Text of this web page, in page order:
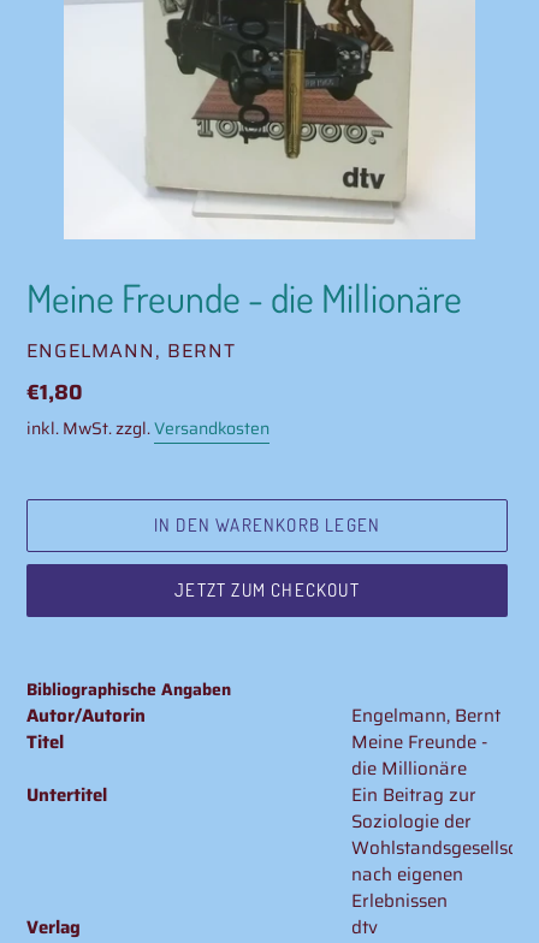
Meine Freunde - die Millionäre
VERKÄUFER
ENGELMANN, BERNT
Normaler
Preis
€1,80
inkl. MwSt. zzgl.Versandkosten
IN DEN WARENKORB LEGEN
JETZT ZUM CHECKOUT
wird
zum
Warenkorb
hinzugefügt
Bibliographische Angaben
Autor/Autorin
Engelmann, Bernt
Titel
Meine Freunde -
die Millionäre
Untertitel
Ein Beitrag zur
Soziologie der
nach eigenen
Erlebnissen
Verlag
dtv